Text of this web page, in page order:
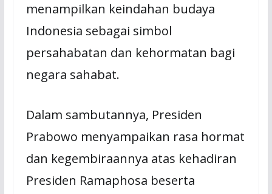
menampilkan keindahan budaya
Indonesia sebagai simbol
persahabatan dan kehormatan bagi
negara sahabat.
Dalam sambutannya, Presiden
Prabowo menyampaikan rasa hormat
dan kegembiraannya atas kehadiran
Presiden Ramaphosa beserta